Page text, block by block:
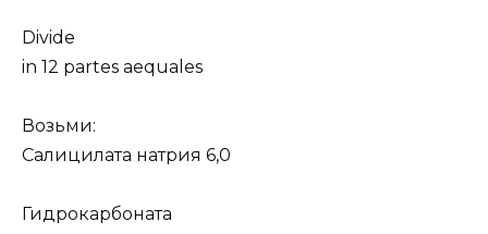
Divide
in 12 partes aequales
Возьми:
Салицилата натрия 6,0
Гидрокарбоната